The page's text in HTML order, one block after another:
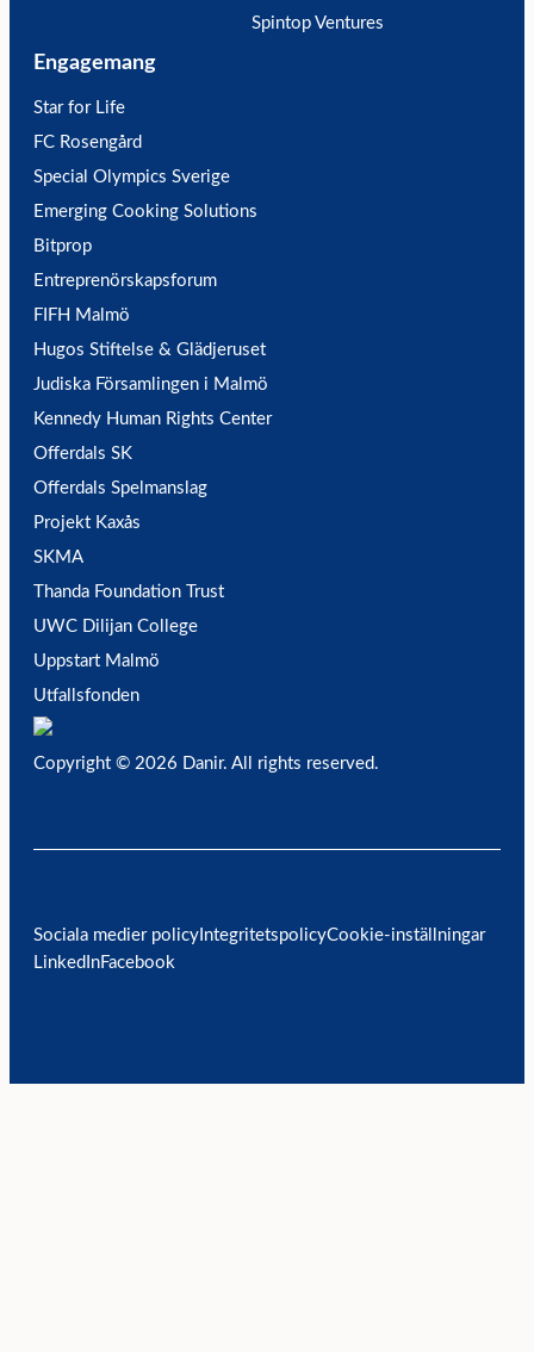
Spintop Ventures
Engagemang
Star for Life
FC Rosengård
Special Olympics Sverige
Emerging Cooking Solutions
Bitprop
Entreprenörskapsforum
FIFH Malmö
Hugos Stiftelse & Glädjeruset
Judiska Församlingen i Malmö
Kennedy Human Rights Center
Offerdals SK
Offerdals Spelmanslag
Projekt Kaxås
SKMA
Thanda Foundation Trust
UWC Dilijan College
Uppstart Malmö
Utfallsfonden
Copyright © 2026 Danir. All rights reserved.
Sociala medier policy IntegritetspolicyCookie-inställningar
LinkedInFacebook